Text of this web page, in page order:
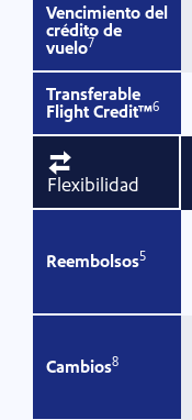
Vencimiento del
crédito de
vuelo7
Transferable
Flight Credit™6
Flexibilidad
Reembolsos5
Cambios8